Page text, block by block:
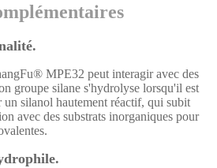
MPE32 peut interagir avec des
groupe silane s'hydrolyse lorsqu'il est
un silanol hautement réactif, qui subit
avec des substrats inorganiques pour